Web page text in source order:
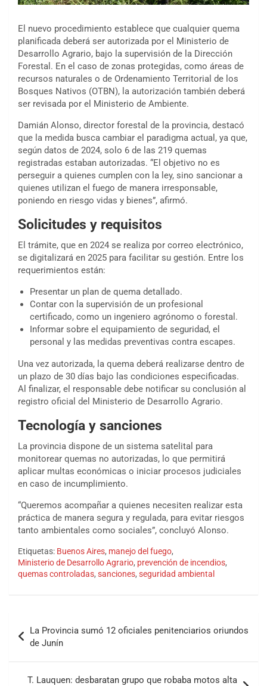
El nuevo procedimiento establece que cualquier quema
planificada deberá ser autorizada por el Ministerio de
Desarrollo Agrario, bajo la supervisión de la Dirección
Forestal. En el caso de zonas protegidas, como áreas de
recursos naturales o de Ordenamiento Territorial de los
Bosques Nativos (OTBN), la autorización también deberá
ser revisada por el Ministerio de Ambiente.
Damián Alonso, director forestal de la provincia, destacó
que la medida busca cambiar el paradigma actual, ya que,
según datos de 2024, solo 6 de las 219 quemas
registradas estaban autorizadas. “El objetivo no es
perseguir a quienes cumplen con la ley, sino sancionar a
quienes utilizan el fuego de manera irresponsable,
poniendo en riesgo vidas y bienes”, afirmó.
Solicitudes y requisitos
El trámite, que en 2024 se realiza por correo electrónico,
se digitalizará en 2025 para facilitar su gestión. Entre los
requerimientos están:
Presentar un plan de quema detallado.
Contar con la supervisión de un profesional
certificado, como un ingeniero agrónomo o forestal.
Informar sobre el equipamiento de seguridad, el
personal y las medidas preventivas contra escapes.
Una vez autorizada, la quema deberá realizarse dentro de
un plazo de 30 días bajo las condiciones especificadas.
Al finalizar, el responsable debe notificar su conclusión al
registro oficial del Ministerio de Desarrollo Agrario.
Tecnología y sanciones
La provincia dispone de un sistema satelital para
monitorear quemas no autorizadas, lo que permitirá
aplicar multas económicas o iniciar procesos judiciales
en caso de incumplimiento.
“Queremos acompañar a quienes necesiten realizar esta
práctica de manera segura y regulada, para evitar riesgos
tanto ambientales como sociales”, concluyó Alonso.
Etiquetas: Buenos Aires, manejo del fuego,
Ministerio de Desarrollo Agrario, prevención de incendios,
quemas controladas, sanciones, seguridad ambiental
La Provincia sumó 12 oficiales penitenciarios oriundos
de Junín
T. Lauquen: desbaratan grupo que robaba motos alta